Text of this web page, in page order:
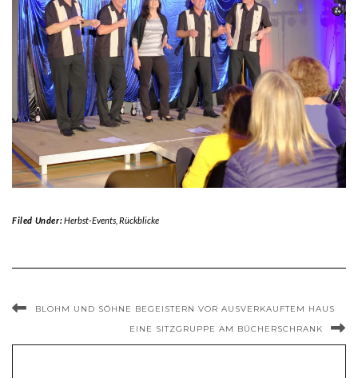
Filed Under:Herbst-Events, Rückblicke
BLOHM UND SÖHNE BEGEISTERN VOR AUSVERKAUFTEM HAUS
EINE SITZGRUPPE AM BÜCHERSCHRANK